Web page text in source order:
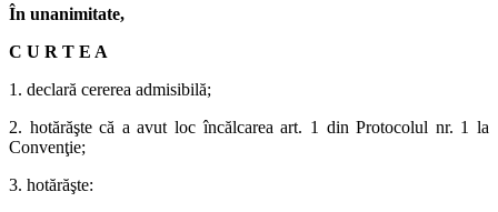
În unanimitate,
C U R T E A
1. declară cererea admisibilă;
2. hotărăşte că a avut loc încălcarea art. 1 din Protocolul nr. 1 la
Convenţie;
3. hotărăşte: